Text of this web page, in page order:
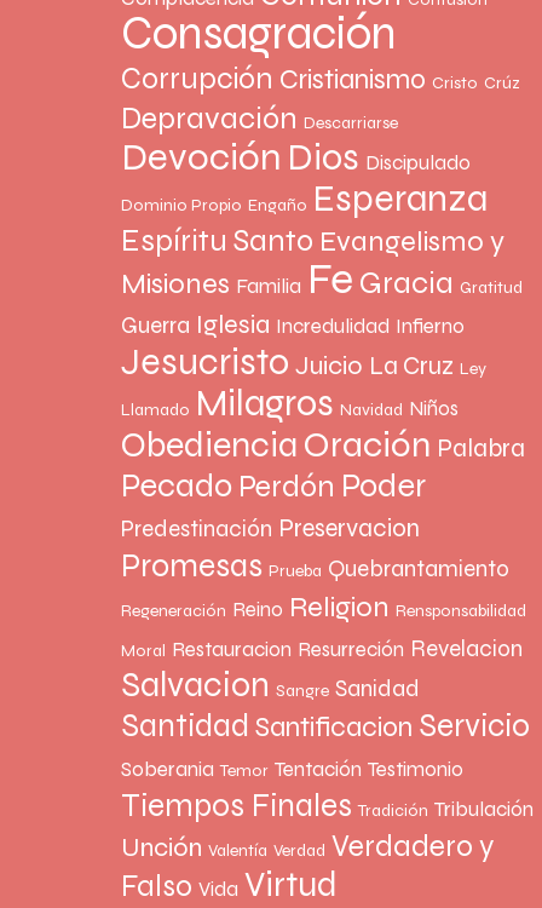
Consagración
Corrupción Cristianismo Cristo Crúz
Depravación Descarriarse
Devoción Dios Discipulado
Dominio Propio Engaño Esperanza
Espíritu Santo Evangelismo y
Misiones Familia Fe Gracia Gratitud
Guerra Iglesia Incredulidad Infierno
Jesucristo Juicio La Cruz Ley
Llamado Milagros Navidad Niños
Obediencia Oración Palabra
Pecado Perdón Poder
Predestinación Preservacion
Promesas Prueba Quebrantamiento
Regeneración Reino Religion Rensponsabilidad
Moral Restauracion Resurreción Revelacion
Salvacion Sangre Sanidad
Santidad Santificacion Servicio
Soberania Temor Tentación Testimonio
Tiempos Finales Tradición Tribulación
Unción Valentía Verdad Verdadero y
Falso Vida Virtud